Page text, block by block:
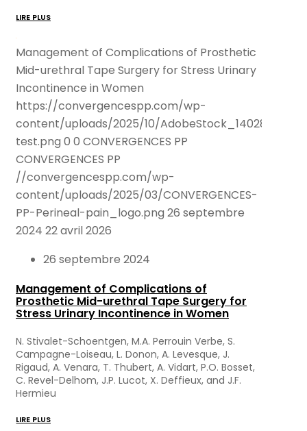
LIRE PLUS
Management of Complications of Prosthetic
Mid-urethral Tape Surgery for Stress Urinary
Incontinence in Women
https://convergencespp.com/wp-
content/uploads/2025/10/AdobeStock_140286989-
test.png 0 0 CONVERGENCES PP
CONVERGENCES PP
//convergencespp.com/wp-
content/uploads/2025/03/CONVERGENCES-
PP-Perineal-pain_logo.png 26 septembre
2024 22 avril 2026
26 septembre 2024
Management of Complications of
Prosthetic Mid-urethral Tape Surgery for
Stress Urinary Incontinence in Women
N. Stivalet-Schoentgen, M.A. Perrouin Verbe, S.
Campagne-Loiseau, L. Donon, A. Levesque, J.
Rigaud, A. Venara, T. Thubert, A. Vidart, P.O. Bosset,
C. Revel-Delhom, J.P. Lucot, X. Deffieux, and J.F.
Hermieu
LIRE PLUS